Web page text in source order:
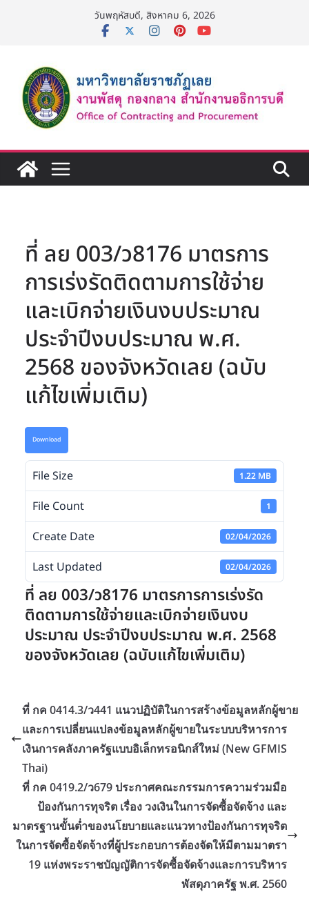
วันพฤหัสบดี, สิงหาคม 6, 2026
ที่ ลย 003/ว8176 มาตรการ
การเร่งรัดติดตามการใช้จ่าย
และเบิกจ่ายเงินงบประมาณ
ประจำปีงบประมาณ พ.ศ.
2568 ของจังหวัดเลย (ฉบับ
แก้ไขเพิ่มเติม)
Download
File Size 1.22 MB
File Count 1
Create Date 02/04/2026
Last Updated 02/04/2026
ที่ ลย 003/ว8176 มาตรการการเร่งรัด
ติดตามการใช้จ่ายและเบิกจ่ายเงินงบ
ประมาณ ประจำปีงบประมาณ พ.ศ. 2568
ของจังหวัดเลย (ฉบับแก้ไขเพิ่มเติม)
ที่ กค 0414.3/ว441 แนวปฏิบัติในการสร้างข้อมูลหลักผู้ขาย
และการเปลี่ยนแปลงข้อมูลหลักผู้ขายในระบบบริหารการ
เงินการคลังภาครัฐแบบอิเล็กทรอนิกส์ใหม่ (New GFMIS
Thai)
ที่ กค 0419.2/ว679 ประกาศคณะกรรมการความร่วมมือ
ป้องกันการทุจริต เรื่อง วงเงินในการจัดซื้อจัดจ้าง และ
มาตรฐานขั้นต่ำของนโยบายและแนวทางป้องกันการทุจริต
ในการจัดซื้อจัดจ้างที่ผู้ประกอบการต้องจัดให้มีตามมาตรา
19 แห่งพระราชบัญญัติการจัดซื้อจัดจ้างและการบริหาร
พัสดุภาครัฐ พ.ศ. 2560